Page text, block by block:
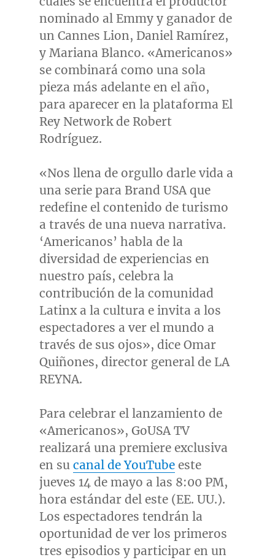
nominado al Emmy y ganador de
un Cannes Lion, Daniel Ramírez,
y Mariana Blanco. «Americanos»
se combinará como una sola
pieza más adelante en el año,
para aparecer en la plataforma El
Rey Network de Robert
Rodríguez.
«Nos llena de orgullo darle vida a
una serie para Brand USAque
redefine el contenido de turismo
a través de una nueva narrativa.
‘Americanos’ habla de la
diversidad de experiencias en
nuestro país, celebra la
contribución de la comunidad
Latinx a la cultura e invita a los
espectadores a ver el mundo a
través de sus ojos», dice Omar
Quiñones, director general de LA
REYNA.
Para celebrar el lanzamiento de
«Americanos», GoUSA TV
realizará una premiere exclusiva
en su canal de YouTubeeste
jueves 14 de mayo a las 8:00 PM,
hora estándar del este (EE. UU.).
Los espectadores tendrán la
oportunidad de ver los primeros
tres episodios y participar en un